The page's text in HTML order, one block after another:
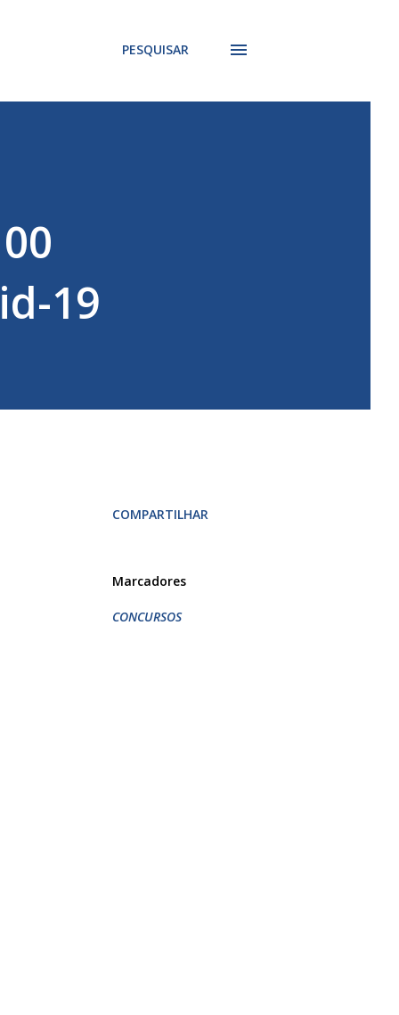
PESQUISAR
19
COMPARTILHAR
Marcadores
CONCURSOS